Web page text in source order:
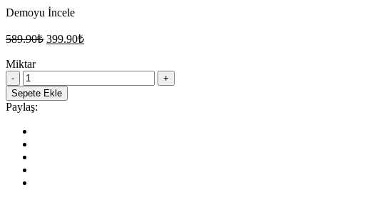
Demoyu İncele
589.90₺ Orijinal
399.90₺Şu
Miktar
Sahifa
WordPress
Blog
&
Dergi
Teması
quantity
Sepete Ekle
Paylaş: